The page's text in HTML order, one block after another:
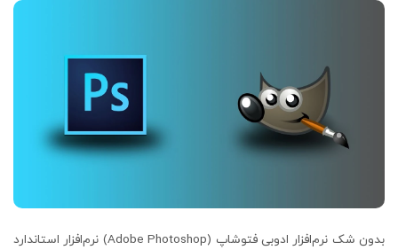
توسط
بدون شک نرم‌افزار ادوبی فتوشاپ (Adobe Photoshop) نرم‌افزار استاندارد